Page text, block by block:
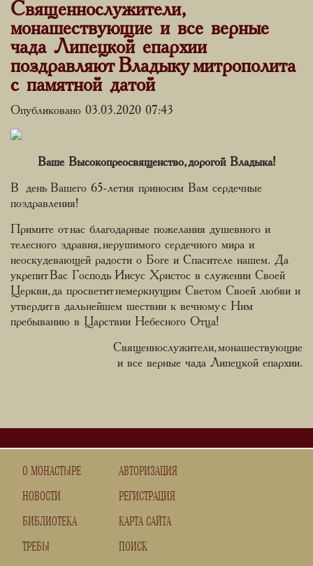
Священнослужители,
монашествующие и все верные
чада Липецкой епархии
поздравляют Владыку митрополита
с памятной датой
Опубликовано 03.03.2020 07:43
Ваше Высокопреосвященство, дорогой Владыка!
В день Вашего 65-летия приносим Вам сердечные
поздравления!
Примите от нас благодарные пожелания душевного и
телесного здравия, нерушимого сердечного мира и
неоскудевающей радости о Боге и Спасителе нашем. Да
укрепит Вас Господь Иисус Христос в служении Своей
Церкви, да просветит немеркнущим Светом Своей любви и
утвердит в дальнейшем шествии к вечному с Ним
пребыванию в Царствии Небесного Отца!
Священнослужители, монашествующие
и все верные чада Липецкой епархии.
О МОНАСТЫРЕ
НОВОСТИ
БИБЛИОТЕКА
ТРЕБЫ
АВТОРИЗАЦИЯ
РЕГИСТРАЦИЯ
КАРТА САЙТА
ПОИСК